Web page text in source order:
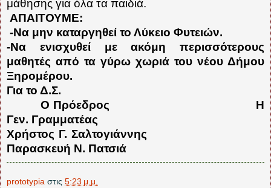
μάθησης για όλα τα παιδιά.
ΑΠΑΙΤΟΥΜΕ:
-Να μην καταργηθεί το Λύκειο Φυτειών.
-Να ενισχυθεί με ακόμη περισσότερους
μαθητές από τα γύρω χωριά του νέου Δήμου
Ξηρομέρου.
Για το Δ.Σ.
Ο Πρόεδρος
Η
Γεν. Γραμματέας
Χρήστος Γ. Σαλτογιάννης
Παρασκευή Ν. Πατσιά
prototypia στις 5:23 μ.μ.